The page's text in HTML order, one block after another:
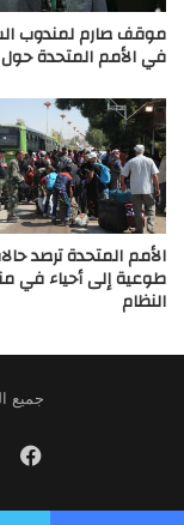
موقف صارم لمندوب
في الأمم المتحدة
الأمم المتحدة ترصد
طوعية إلى أحياء في
النظام
جميع